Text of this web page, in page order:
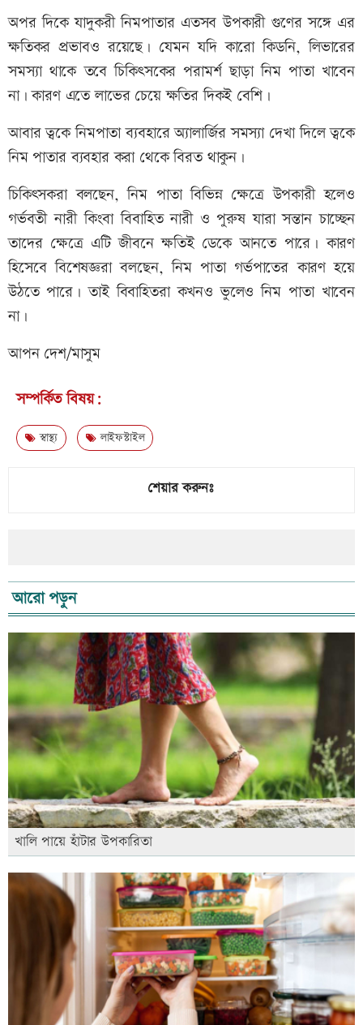
অপর দিকে যাদুকরী নিমপাতার এতসব উপকারী গুণের সঙ্গে এর
ক্ষতিকর প্রভাবও রয়েছে। যেমন যদি কারো কিডনি, লিভারের
সমস্যা থাকে তবে চিকিৎসকের পরামর্শ ছাড়া নিম পাতা খাবেন
না। কারণ এতে লাভের চেয়ে ক্ষতির দিকই বেশি।
আবার ত্বকে নিমপাতা ব্যবহারে অ্যালার্জির সমস্যা দেখা দিলে ত্বকে
নিম পাতার ব্যবহার করা থেকে বিরত থাকুন।
চিকিৎসকরা বলছেন, নিম পাতা বিভিন্ন ক্ষেত্রে উপকারী হলেও
গর্ভবতী নারী কিংবা বিবাহিত নারী ও পুরুষ যারা সন্তান চাচ্ছেন
তাদের ক্ষেত্রে এটি জীবনে ক্ষতিই ডেকে আনতে পারে। কারণ
হিসেবে বিশেষজ্ঞরা বলছেন, নিম পাতা গর্ভপাতের কারণ হয়ে
উঠতে পারে। তাই বিবাহিতরা কখনও ভুলেও নিম পাতা খাবেন
না।
আপন দেশ/মাসুম
সম্পর্কিত বিষয়:
স্বাস্থ্য লাইফস্টাইল
শেয়ার করুনঃ
আরো পড়ুন
খালি পায়ে হাঁটার উপকারিতা